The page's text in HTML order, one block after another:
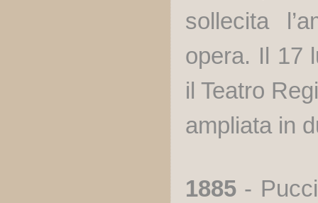
sollecita
opera. Il 17
il Teatro
ampliata in
1885 -